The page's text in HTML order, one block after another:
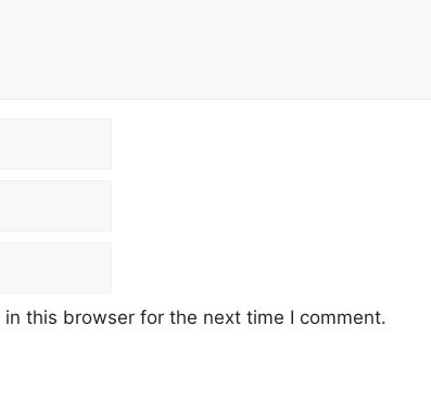
this browser for the next time I comment.